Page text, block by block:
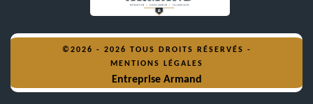
©2026 - 2026 TOUS DROITS RÉSERVÉS -
MENTIONS LÉGALES
Entreprise Armand